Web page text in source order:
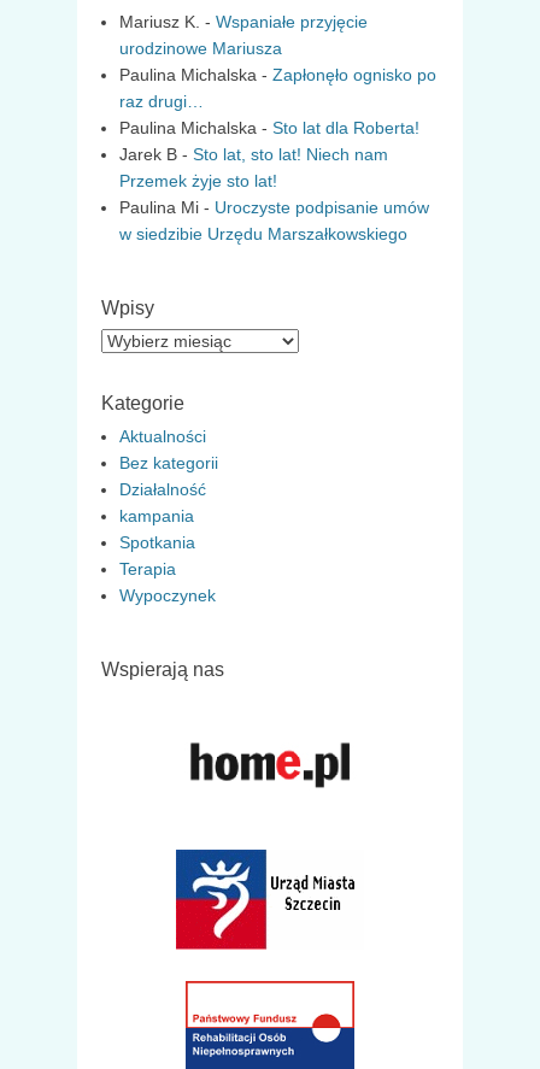
Mariusz K. - Wspaniałe przyjęcie
urodzinowe Mariusza
Paulina Michalska - Zapłonęło ognisko po
raz drugi…
Paulina Michalska - Sto lat dla Roberta!
Jarek B - Sto lat, sto lat! Niech nam
Przemek żyje sto lat!
Paulina Mi - Uroczyste podpisanie umów
w siedzibie Urzędu Marszałkowskiego
Wpisy
Wpisy
Kategorie
Aktualności
Bez kategorii
Działalność
kampania
Spotkania
Terapia
Wypoczynek
Wspierają nas